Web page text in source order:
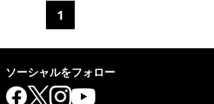
1
ソーシャルをフォロー